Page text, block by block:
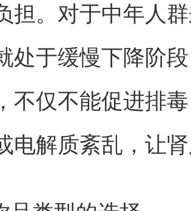
担。对于中年人
处于缓慢下降阶
不仅不能促进排
电解质紊乱，让肾